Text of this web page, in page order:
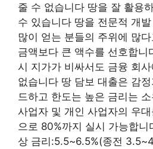
줄 수 없습니다 땅을 잘 활용
수 있습니다 땅을 전문적 개
많이 얻는 분들의 주위에 많
금액보다 큰 액수를 선호합니
시 지가가 비싸서도 금융 회
없습니다 땅 담보 대출은 감
드하고 한도는 높은 금리는
사업자 및 개인 사업자의 우
으로 80%까지 실시 가능합
상 금리:5.5~6.5%(종전